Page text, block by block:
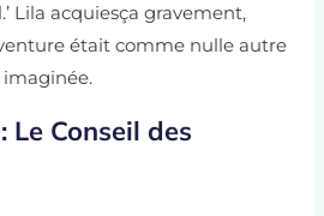
Lila acquiesça gravement,
était comme nulle autre
imaginée.
Le Conseil des